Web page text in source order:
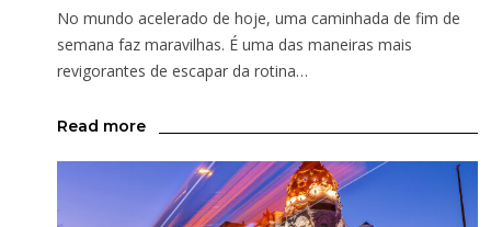
No mundo acelerado de hoje, uma caminhada de fim de
semana faz maravilhas. É uma das maneiras mais
revigorantes de escapar da rotina…
Read more